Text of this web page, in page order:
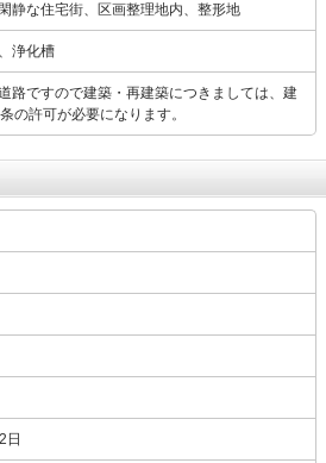
静な住宅街、区画整理地内、整形地
浄化槽
路ですので建築・再建築につきましては、建
の許可が必要になります。
日